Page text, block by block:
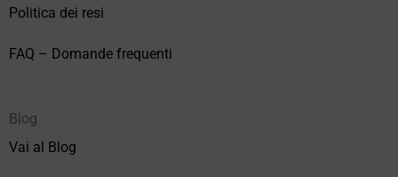
Politica dei resi
FAQ – Domande frequenti
Blog
Vai al Blog